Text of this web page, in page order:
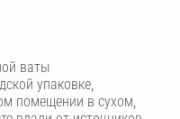
ваты
упаковке,
помещении в сухом,